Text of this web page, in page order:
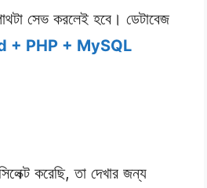
সেভ করলেই হবে। ডেটাবেজ
+ PHP + MySQL
করেছি, তা দেখার জন্য